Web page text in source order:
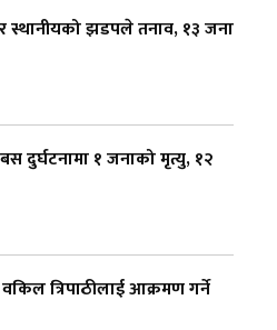
र स्थानीयको झडपले तनाव, १३ जना
दुर्घटनामा १ जनाको मृत्यु, १२
त्रिपाठीलाई आक्रमण गर्ने